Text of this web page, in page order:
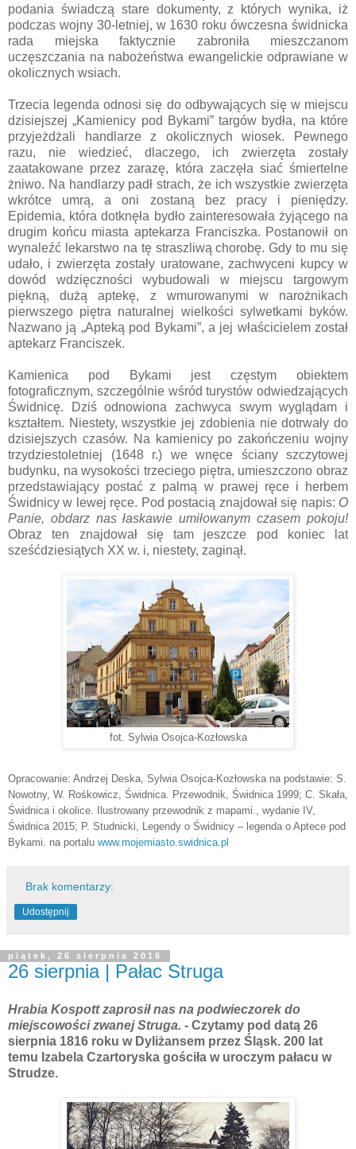
podania świadczą stare dokumenty, z których wynika, iż
podczas wojny 30-letniej, w 1630 roku ówczesna świdnicka
rada miejska faktycznie zabroniła mieszczanom
uczęszczania na nabożeństwa ewangelickie odprawiane w
okolicznych wsiach.
Trzecia legenda odnosi się do odbywających się w miejscu
dzisiejszej „Kamienicy pod Bykami” targów bydła, na które
przyjeżdżali handlarze z okolicznych wiosek. Pewnego
razu, nie wiedzieć, dlaczego, ich zwierzęta zostały
zaatakowane przez zarazę, która zaczęła siać śmiertelne
żniwo. Na handlarzy padł strach, że ich wszystkie zwierzęta
wkrótce umrą, a oni zostaną bez pracy i pieniędzy.
Epidemia, która dotknęła bydło zainteresowała żyjącego na
drugim końcu miasta aptekarza Franciszka. Postanowił on
wynaleźć lekarstwo na tę straszliwą chorobę. Gdy to mu się
udało, i zwierzęta zostały uratowane, zachwyceni kupcy w
dowód wdzięczności wybudowali w miejscu targowym
piękną, dużą aptekę, z wmurowanymi w narożnikach
pierwszego piętra naturalnej wielkości sylwetkami byków.
Nazwano ją „Apteką pod Bykami”, a jej właścicielem został
aptekarz Franciszek.
Kamienica pod Bykami jest częstym obiektem
fotograficznym, szczególnie wśród turystów odwiedzających
Świdnicę. Dziś odnowiona zachwyca swym wyglądam i
kształtem. Niestety, wszystkie jej zdobienia nie dotrwały do
dzisiejszych czasów. Na kamienicy po zakończeniu wojny
trzydziestoletniej (1648 r.) we wnęce ściany szczytowej
budynku, na wysokości trzeciego piętra, umieszczono obraz
przedstawiający postać z palmą w prawej ręce i herbem
Świdnicy w lewej ręce. Pod postacią znajdował się napis: O
Panie, obdarz nas łaskawie umiłowanym czasem pokoju!
Obraz ten znajdował się tam jeszcze pod koniec lat
sześćdziesiątych XX w. i, niestety, zaginął.
fot. Sylwia Osojca-Kozłowska
Opracowanie: Andrzej Deska, Sylwia Osojca-Kozłowska na podstawie: S.
Nowotny, W. Rośkowicz, Świdnica. Przewodnik, Świdnica 1999; C. Skała,
Świdnica i okolice. Ilustrowany przewodnik z mapami., wydanie IV,
Świdnica 2015; P. Studnicki, Legendy o Świdnicy – legenda o Aptece pod
Bykami. na portalu www.mojemiasto.swidnica.pl
Brak komentarzy:
Udostępnij
piątek, 26 sierpnia 2016
26 sierpnia | Pałac Struga
Hrabia Kospott zaprosił nas na podwieczorek do
miejscowości zwanej Struga. - Czytamy pod datą 26
sierpnia 1816 roku w Dyliżansem przez Śląsk. 200 lat
temu Izabela Czartoryska gościła w uroczym pałacu w
Strudze.